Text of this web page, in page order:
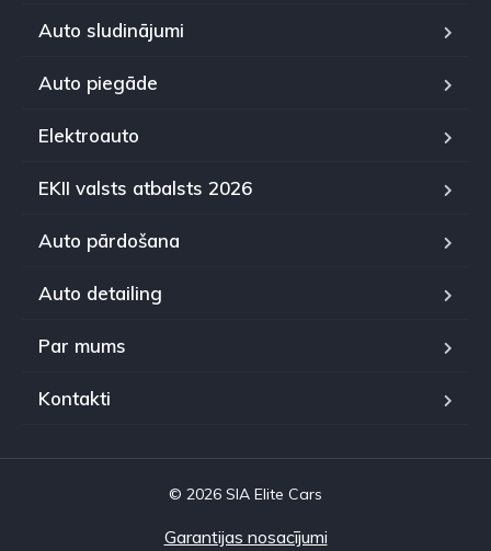
Auto sludinājumi
Auto piegāde
Elektroauto
EKII valsts atbalsts 2026
Auto pārdošana
Auto detailing
Par mums
Kontakti
© 2026 SIA Elite Cars
Garantijas nosacījumi